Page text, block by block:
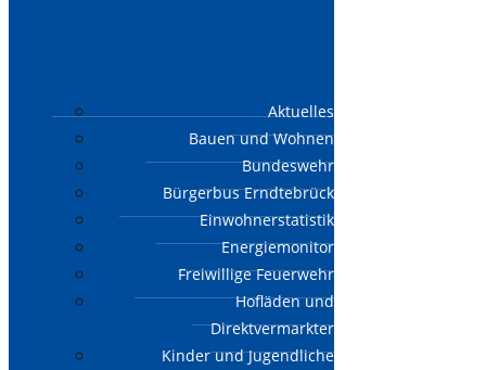
Aktuelles
Bauen und Wohnen
Bundeswehr
Bürgerbus Erndtebrück
Einwohnerstatistik
Energiemonitor
Freiwillige Feuerwehr
Hofläden und
Direktvermarkter
Kinder und Jugendliche